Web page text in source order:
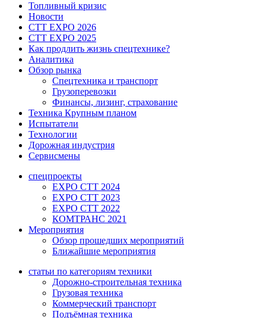
Топливный кризис
Новости
CTT EXPO 2026
CTT EXPO 2025
Как продлить жизнь спецтехнике?
Аналитика
Обзор рынка
Спецтехника и транспорт
Грузоперевозки
Финансы, лизинг, страхование
Техника Крупным планом
Испытатели
Технологии
Дорожная индустрия
Сервисмены
спецпроекты
EXPO CTT 2024
EXPO CTT 2023
EXPO CTT 2022
КОМТРАНС 2021
Мероприятия
Обзор прошедших мероприятий
Ближайшие мероприятия
статьи по категориям техники
Дорожно-строительная техника
Грузовая техника
Коммерческий транспорт
Подъёмная техника